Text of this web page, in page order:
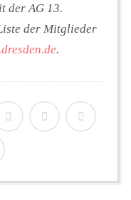
der AG 13.
der Mitglieder
.